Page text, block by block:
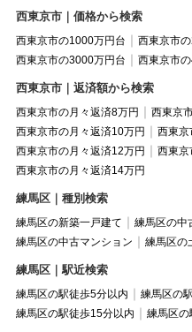
西東京市｜価格から検索
西東京市の1000万円台
西東京市
西東京市の3000万円台
西東京市
西東京市｜返済額から検索
西東京市の月々返済8万円
西東京
西東京市の月々返済10万円
西東京
西東京市の月々返済12万円
西東京
西東京市の月々返済14万円
練馬区｜種別検索
練馬区の新築一戸建て
練馬区の中
練馬区の中古マンション
練馬区の
練馬区｜駅近検索
練馬区の駅徒歩5分以内
練馬区の
練馬区の駅徒歩15分以内
練馬区の